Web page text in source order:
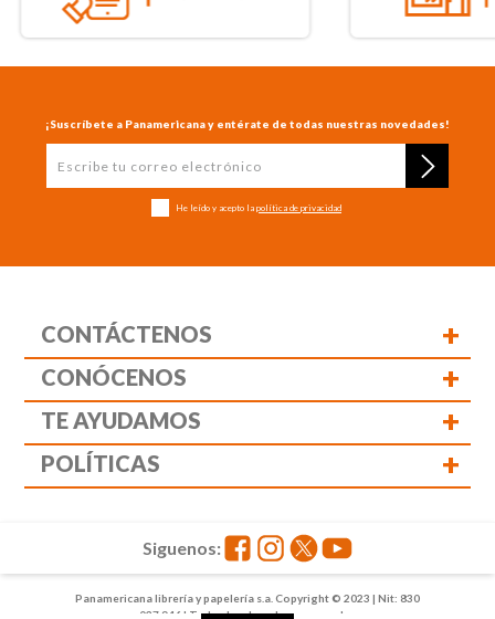
¡Suscríbete a Panamericana y entérate de todas nuestras novedades!
He leído y acepto la política de privacidad
CONTÁCTENOS +
CONÓCENOS +
TE AYUDAMOS +
POLÍTICAS +
Panamericana librería y papelería s.a. Copyright © 2023 | Nit: 830
037 946 | Todos los derechos reservados
Siguenos: